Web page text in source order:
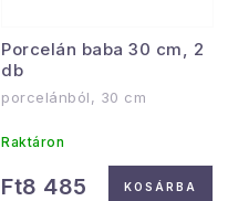
Porcelán baba 30 cm, 2
db
porcelánból, 30 cm
Raktáron
Ft8 485 KOSÁRBA